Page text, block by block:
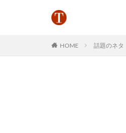
HOME 話題のネタ